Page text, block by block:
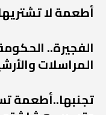
أطعمة لا
الفجيرة..
المراسلات
تجنبها..أطعمة